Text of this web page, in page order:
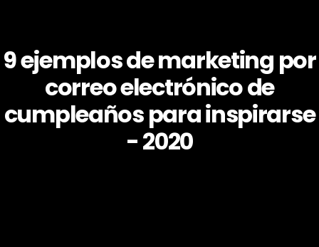
9 ejemplos de marketing por
correo electrónico de
cumpleaños para inspirarse
- 2020